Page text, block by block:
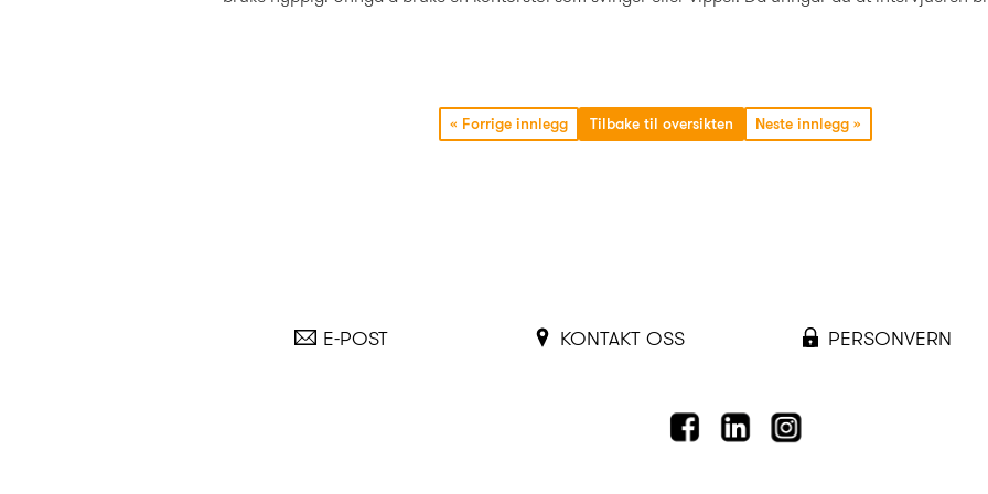
« Forrige innlegg Tilbake til oversikten Neste innlegg »
E-POST KONTAKT OSS PERSONVERN
FACEBOOK
LINKEDIN